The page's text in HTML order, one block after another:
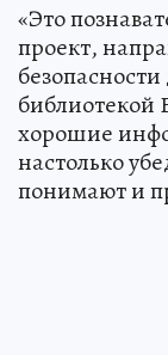
«Это
проект,
библиотекой
хорошие
настолько
понимают и